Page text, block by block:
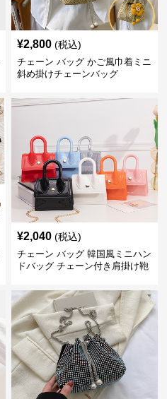
¥2,800 (税込)
チェーン バッグ かご風巾着ミニ
斜め掛けチェーンバッグ
¥2,040 (税込)
チェーン バッグ 韓国風ミニハン
ドバッグ チェーン付き肩掛け鞄